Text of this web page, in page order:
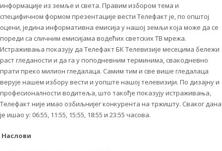
информације из земље и света. Правим избором тема и
специфичном формом презентације вести Телефакт је, по општој
оцени, једина информативна емисија у нашој земљи која може да се
пореди са сличним емисијама водећих светских ТВ мрежа.
Истраживања показују да Телефакт БК Телевизије месецима бележи
раст гледаности и да га у поподневним терминима, свакодневно
прати преко милион гледалаца. Самим тим и све више гледалаца
верује нашем избору вести и уопште нашој телевизији. По дизајну и
професионалности водитеља, што такође показују истраживања,
Телефакт није имао озбиљнијег конкурента на тржишту. Сваког дана
је ишао у: 06:55, 11:55, 15:55, 18:55 и 23:55 часова.
Наслови